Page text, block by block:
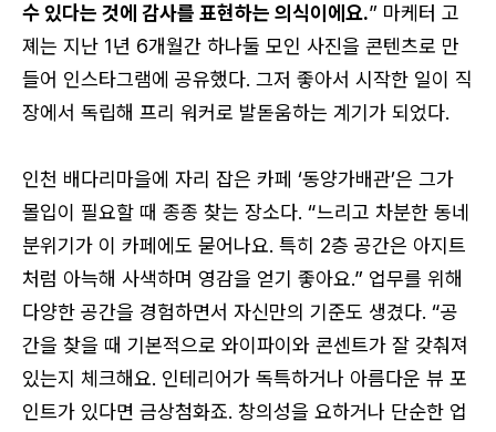
수 있다는 것에 감사를 표현하는 의식이에요.” 마케터 고
졔는 지난 1년 6개월간 하나둘 모인 사진을 콘텐츠로 만
들어 인스타그램에 공유했다. 그저 좋아서 시작한 일이 직
장에서 독립해 프리 워커로 발돋움하는 계기가 되었다.
인천 배다리마을에 자리 잡은 카페 ‘동양가배관’은 그가
몰입이 필요할 때 종종 찾는 장소다. “느리고 차분한 동네
분위기가 이 카페에도 묻어나요. 특히 2층 공간은 아지트
처럼 아늑해 사색하며 영감을 얻기 좋아요.” 업무를 위해
다양한 공간을 경험하면서 자신만의 기준도 생겼다. “공
간을 찾을 때 기본적으로 와이파이와 콘센트가 잘 갖춰져
있는지 체크해요. 인테리어가 독특하거나 아름다운 뷰 포
인트가 있다면 금상첨화죠. 창의성을 요하거나 단순한 업
로그인
카카오로 시작하기
로그인 상태 유지